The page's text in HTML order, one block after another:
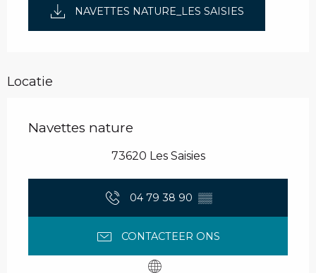
NAVETTES NATURE_LES SAISIES
Locatie
Navettes nature
73620 Les Saisies
04 79 38 90 ▒▒
CONTACTEER ONS